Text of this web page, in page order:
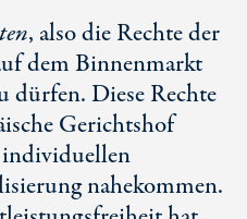
, also die Rechte der
dem Binnenmarkt
dürfen. Diese Rechte
Gerichtshof
individuellen
nahekommen.